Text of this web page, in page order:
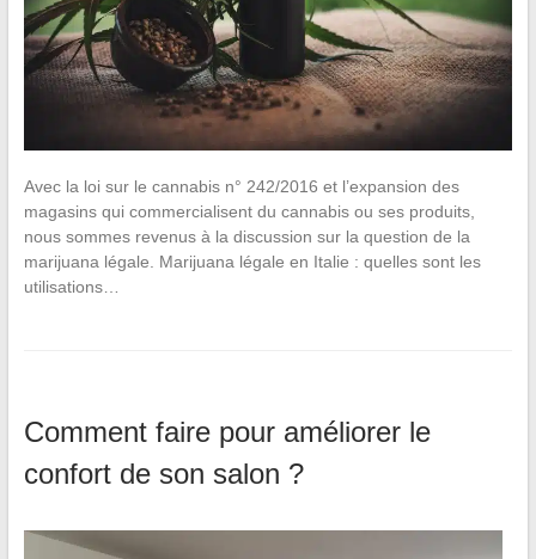
Avec la loi sur le cannabis n° 242/2016 et l’expansion des
magasins qui commercialisent du cannabis ou ses produits,
nous sommes revenus à la discussion sur la question de la
marijuana légale. Marijuana légale en Italie : quelles sont les
utilisations…
Comment faire pour améliorer le
confort de son salon ?